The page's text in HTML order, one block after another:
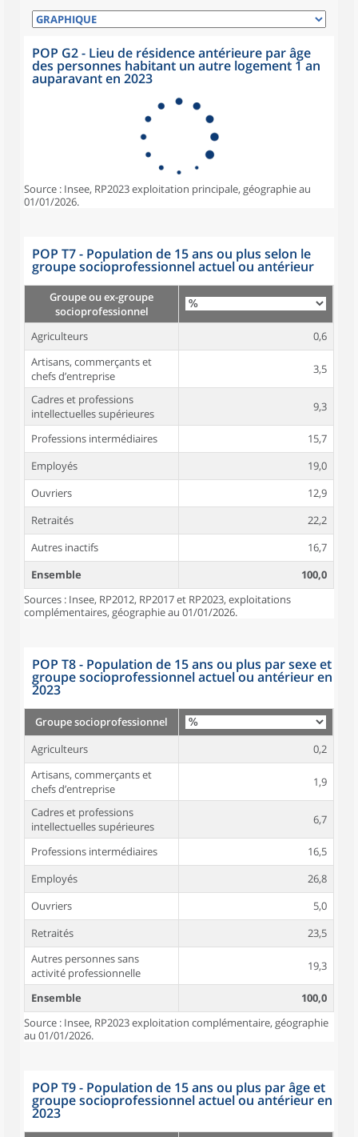
POP G2 - Lieu de résidence antérieure par âge
des personnes habitant un autre logement 1 an
auparavant en 2023
Source : Insee, RP2023 exploitation principale, géographie au
01/01/2026.
POP T7 - Population de 15 ans ou plus selon le
groupe socioprofessionnel actuel ou antérieur
Groupe ou ex-groupe
socioprofessionnel
Agriculteurs
0,6
Artisans, commerçants et
chefs d’entreprise
3,5
Cadres et professions
intellectuelles supérieures
9,3
Professions intermédiaires
15,7
Employés
19,0
Ouvriers
12,9
Retraités
22,2
Autres inactifs
16,7
Ensemble
100,0
Sources : Insee, RP2012, RP2017 et RP2023, exploitations
complémentaires, géographie au 01/01/2026.
POP T8 - Population de 15 ans ou plus par sexe et
groupe socioprofessionnel actuel ou antérieur en
2023
Groupe socioprofessionnel
Agriculteurs
0,2
Artisans, commerçants et
chefs d’entreprise
1,9
Cadres et professions
intellectuelles supérieures
6,7
Professions intermédiaires
16,5
Employés
26,8
Ouvriers
5,0
Retraités
23,5
Autres personnes sans
activité professionnelle
19,3
Ensemble
100,0
Source : Insee, RP2023 exploitation complémentaire, géographie
au 01/01/2026.
POP T9 - Population de 15 ans ou plus par âge et
groupe socioprofessionnel actuel ou antérieur en
2023